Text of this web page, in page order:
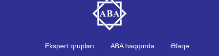
Ekspert qrupları ABA haqqında Əlaqə